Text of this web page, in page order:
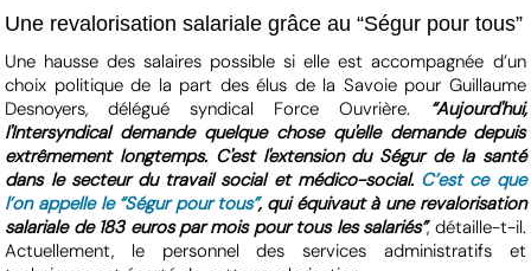
Une revalorisation salariale grâce au “Ségur pour tous”
Une hausse des salaires possible si elle est accompagnée d’un
choix politique de la part des élus de la Savoie pour Guillaume
Desnoyers, délégué syndical Force Ouvrière.
“Aujourd'hui,
l'Intersyndical demande quelque chose qu'elle demande depuis
extrêmement longtemps. C'est l'extension du Ségur de la santé
dans le secteur du travail social et médico-social. C’est ce que
l’on appelle le “Ségur pour tous”, qui équivaut à une revalorisation
salariale de 183 euros par mois pour tous les salariés”, détaille-t-il.
Actuellement, le personnel des services administratifs et